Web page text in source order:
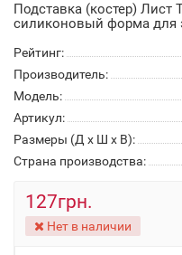
Подставка (костер)
силиконовый форма для
Рейтинг:
Производитель:
Модель:
Артикул:
Размеры (Д x Ш x В):
Страна производства:
127грн.
Нет в наличии